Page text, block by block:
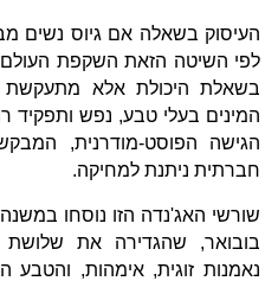
העיסוק בשאלה אם גיוס נשים
לפי השיטה הזאת השקפת
בשאלת היכולת אלא
המינים בעלי טבע, נפש ותפקיד
הגישה הפוסט-מודרנית,
חברתית ניתנת למחיקה.
שורשי האג'נדה הזו נוסחו
בובואר, שהגדירה את
נאמנות זוגית, אימהות, והטבע